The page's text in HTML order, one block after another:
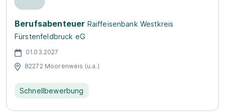
Berufsabenteuer Raiffeisenbank Westkreis
Fürstenfeldbruck eG
01.03.2027
82272 Moorenweis (u.a.)
Schnellbewerbung